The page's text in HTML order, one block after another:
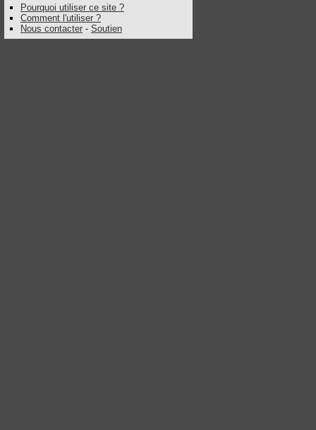
Pourquoi utiliser ce site ?
Comment l'utiliser ?
Nous contacter - Soutien